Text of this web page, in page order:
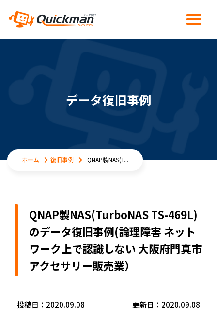
データ復旧事例
ホーム 復旧事例 QNAP製NAS(T...
QNAP製NAS(TurboNAS TS-469L)
のデータ復旧事例(論理障害 ネット
ワーク上で認識しない 大阪府門真市
アクセサリー販売業）
投稿日：2020.09.08 更新日：2020.09.08